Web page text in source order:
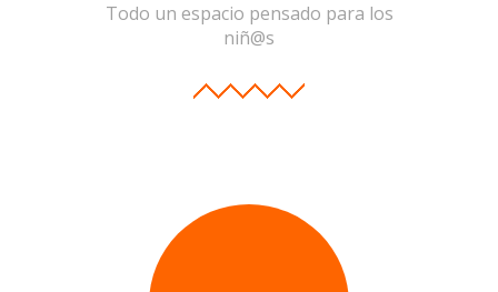
Todo un espacio pensado para los
niñ@s